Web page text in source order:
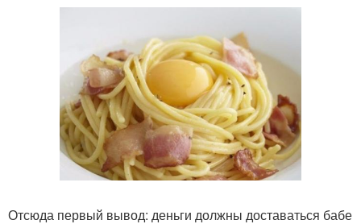
Отсюда первый вывод: деньги должны доставаться бабе